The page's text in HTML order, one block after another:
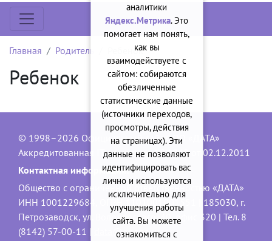
Главная Родитель Ребенок
Ребенок
© 1998–2026 Официальный сайт ООО «ДАТА»
Аккредитованная IT-компания, № 1840 от 02.12.2011
Контактная информация:
Общество с ограниченной ответственностью «ДАТА»
ИНН 1001229684, ОГРН 1101001001551 | 185030, г.
Петрозаводск, ул. Володарского, 40, офис 320 | Тел. 8
(8142) 57-00-11 |
data@onego.ru
аналитики
Яндекс.Метрика. Это
помогает нам понять,
как вы
взаимодействуете с
сайтом: собираются
обезличенные
статистические данные
(источники переходов,
просмотры, действия
на страницах). Эти
данные не позволяют
идентифицировать вас
лично и используются
исключительно для
улучшения работы
сайта. Вы можете
ознакомиться с